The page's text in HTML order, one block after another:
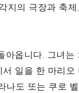
지의 극장과 축제
아옵니다. 그녀는
일을 한 마리오
나도 또는 쿠로